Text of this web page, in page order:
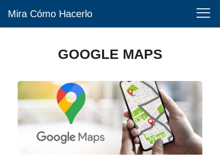
Mira Cómo Hacerlo
GOOGLE MAPS